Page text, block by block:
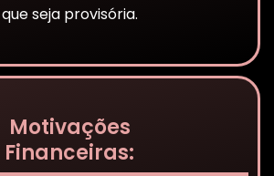
que seja provisória.
Motivações
Financeiras: